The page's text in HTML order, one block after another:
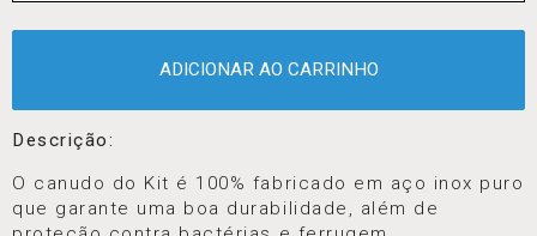
ADICIONAR AO CARRINHO
Descrição:
O canudo do Kit é 100% fabricado em aço inox puro
que garante uma boa durabilidade, além de